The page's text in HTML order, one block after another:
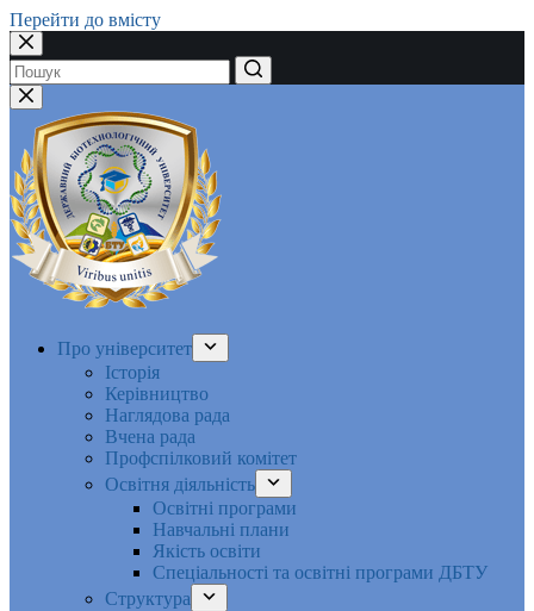
Перейти до вмісту
Немає
результатів
Про університет
Історія
Керівництво
Наглядова рада
Вчена рада
Профспілковий комітет
Освітня діяльність
Освітні програми
Навчальні плани
Якість освіти
Спеціальності та освітні програми ДБТУ
Структура